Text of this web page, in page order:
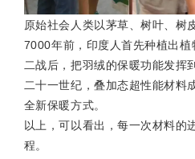
原始社会人类以茅草、树叶、树
7000年前，印度人首先种植出植
二战后，把羽绒的保暖功能发挥
二十一世纪，叠加态超性能材料
全新保暖方式。
以上，可以看出，每一次材料的
程。